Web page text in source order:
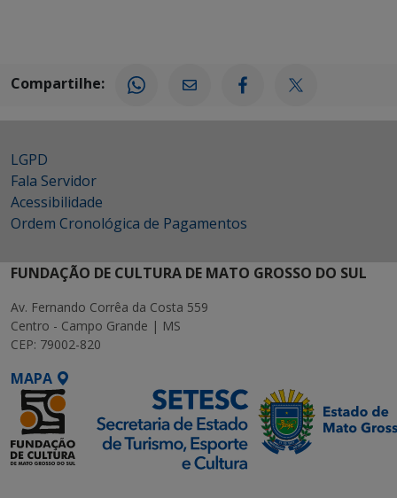
Compartilhe:
LGPD
Fala Servidor
Acessibilidade
Ordem Cronológica de Pagamentos
FUNDAÇÃO DE CULTURA DE MATO GROSSO DO SUL
Av. Fernando Corrêa da Costa 559
Centro - Campo Grande | MS
CEP: 79002-820
MAPA